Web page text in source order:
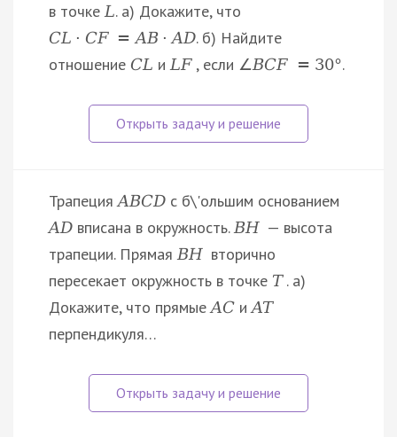
в точкеL. а) Докажите, что
CL ⋅ CF = AB ⋅ AD. б) Найдите
отношение CL иLF , если ∠BCF = 30°.
ТрапецияABCD с б\'ольшим основанием
AD вписана в окружность.BH — высота
трапеции. ПрямаяBH вторично
пересекает окружность в точке T . а)
Докажите, что прямыеAC иAT
перпендикуля…